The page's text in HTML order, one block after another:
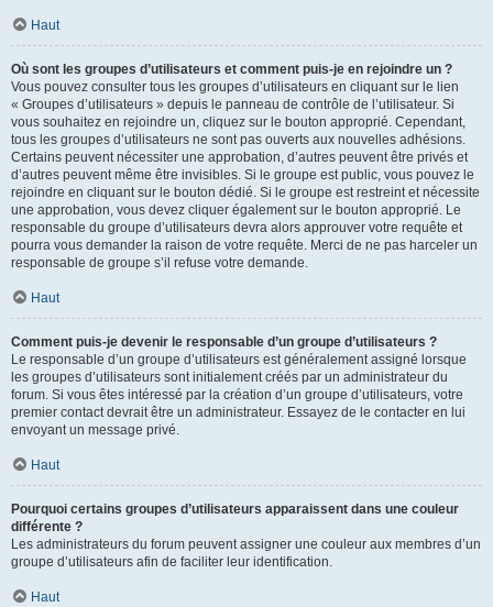
Haut
Où sont les groupes d’utilisateurs et comment puis-je en rejoindre un ?
Vous pouvez consulter tous les groupes d’utilisateurs en cliquant sur le lien
« Groupes d’utilisateurs » depuis le panneau de contrôle de l’utilisateur. Si
vous souhaitez en rejoindre un, cliquez sur le bouton approprié. Cependant,
tous les groupes d’utilisateurs ne sont pas ouverts aux nouvelles adhésions.
Certains peuvent nécessiter une approbation, d’autres peuvent être privés et
d’autres peuvent même être invisibles. Si le groupe est public, vous pouvez le
rejoindre en cliquant sur le bouton dédié. Si le groupe est restreint et nécessite
une approbation, vous devez cliquer également sur le bouton approprié. Le
responsable du groupe d’utilisateurs devra alors approuver votre requête et
pourra vous demander la raison de votre requête. Merci de ne pas harceler un
responsable de groupe s’il refuse votre demande.
Haut
Comment puis-je devenir le responsable d’un groupe d’utilisateurs ?
Le responsable d’un groupe d’utilisateurs est généralement assigné lorsque
les groupes d’utilisateurs sont initialement créés par un administrateur du
forum. Si vous êtes intéressé par la création d’un groupe d’utilisateurs, votre
premier contact devrait être un administrateur. Essayez de le contacter en lui
envoyant un message privé.
Haut
Pourquoi certains groupes d’utilisateurs apparaissent dans une couleur
différente ?
Les administrateurs du forum peuvent assigner une couleur aux membres d’un
groupe d’utilisateurs afin de faciliter leur identification.
Haut